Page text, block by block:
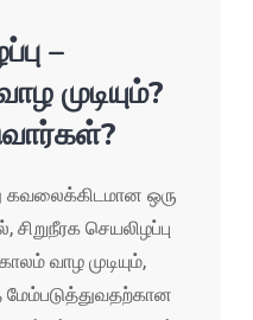
–
முடியும்?
கவலைக்கிடமான ஒரு
செயலிழப்பு
வாழ முடியும்,